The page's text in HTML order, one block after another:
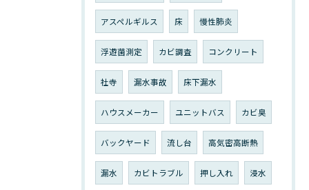
アスペルギルス 床 慢性肺炎
浮遊菌測定 カビ調査 コンクリート
社寺 漏水事故 床下漏水
ハウスメーカー ユニットバス カビ臭
バックヤード 流し台 高気密高断熱
漏水 カビトラブル 押し入れ 浸水